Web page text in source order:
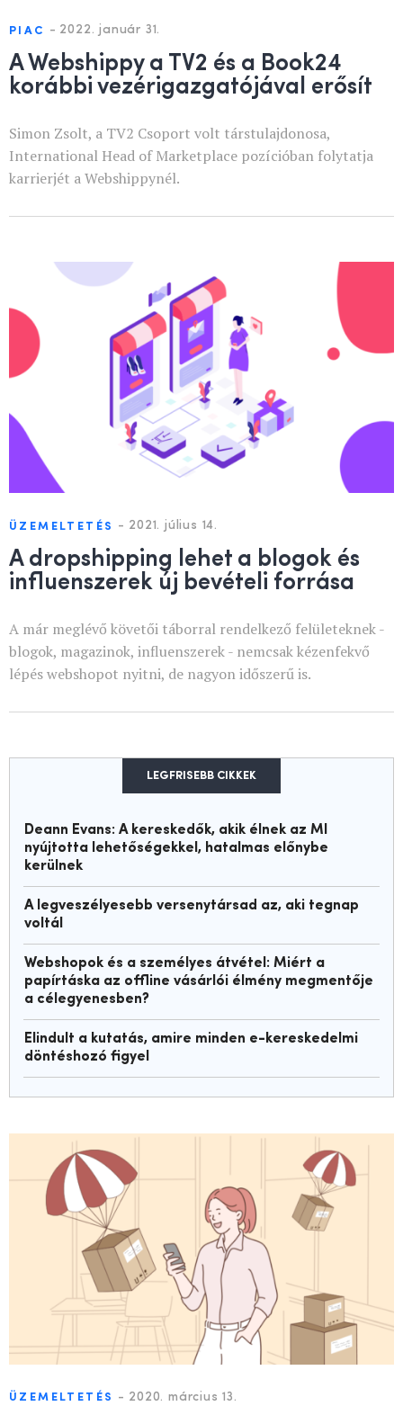
PIAC - 2022. január 31.
A Webshippy a TV2 és a Book24
korábbi vezérigazgatójával erősít
Simon Zsolt, a TV2 Csoport volt társtulajdonosa,
International Head of Marketplace pozícióban folytatja
karrierjét a Webshippynél.
ÜZEMELTETÉS - 2021. július 14.
A dropshipping lehet a blogok és
influenszerek új bevételi forrása
A már meglévő követői táborral rendelkező felületeknek -
blogok, magazinok, influenszerek - nemcsak kézenfekvő
lépés webshopot nyitni, de nagyon időszerű is.
LEGFRISEBB CIKKEK
Deann Evans: A kereskedők, akik élnek az MI
nyújtotta lehetőségekkel, hatalmas előnybe
kerülnek
A legveszélyesebb versenytársad az, aki tegnap
voltál
Webshopok és a személyes átvétel: Miért a
papírtáska az offline vásárlói élmény megmentője
a célegyenesben?
Elindult a kutatás, amire minden e-kereskedelmi
döntéshozó figyel
ÜZEMELTETÉS - 2020. március 13.